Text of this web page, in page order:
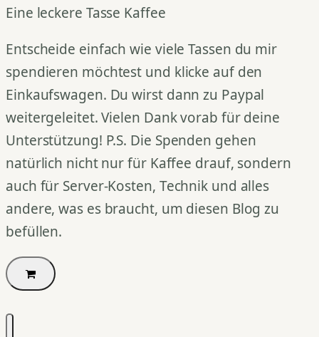
Eine leckere Tasse Kaffee
Entscheide einfach wie viele Tassen du mir
spendieren möchtest und klicke auf den
Einkaufswagen. Du wirst dann zu Paypal
weitergeleitet. Vielen Dank vorab für deine
Unterstützung! P.S. Die Spenden gehen
natürlich nicht nur für Kaffee drauf, sondern
auch für Server-Kosten, Technik und alles
andere, was es braucht, um diesen Blog zu
befüllen.